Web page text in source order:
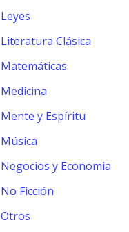
Leyes
Literatura Clásica
Matemáticas
Medicina
Mente y Espíritu
Música
Negocios y Economia
No Ficción
Otros